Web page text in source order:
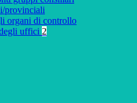
provinciali
organi di controllo
uffici 2